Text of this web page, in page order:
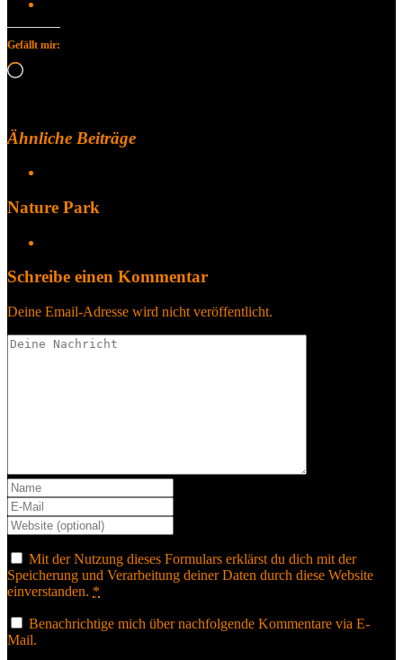
Gefällt mir:
Wird
Ähnliche Beiträge
Nature Park
Schreibe einen Kommentar
Deine Email-Adresse wird nicht veröffentlicht.
Mit der Nutzung dieses Formulars erklärst du dich mit der
Speicherung und Verarbeitung deiner Daten durch diese Website
einverstanden. *
Benachrichtige mich über nachfolgende Kommentare via E-
Mail.